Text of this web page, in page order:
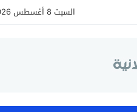
السبت 8 أغسطس 2026 - 16:03 مساءً